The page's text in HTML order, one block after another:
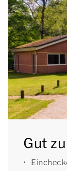
Der Bungalow
Sie können
Summio Parc
Sie können Ihr
abstellen.
Einige
Einrichtungen.
bestimmte
Gut